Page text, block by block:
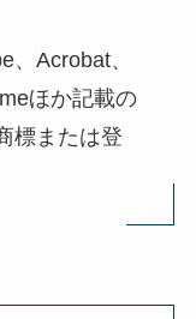
Acrobat、
ほか記載の
標または登